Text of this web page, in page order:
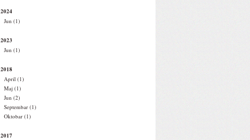
2024
Jun (1)
2023
Jun (1)
2018
April (1)
Maj (1)
Jun (2)
Septembar (1)
Oktobar (1)
2017